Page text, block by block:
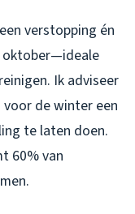
verstopping én
oktober—ideale
Ik adviseer
de winter een
te laten doen.
60% van